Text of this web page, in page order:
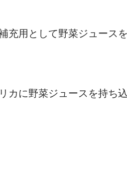
充用として野菜ジュース
カに野菜ジュースを持ち